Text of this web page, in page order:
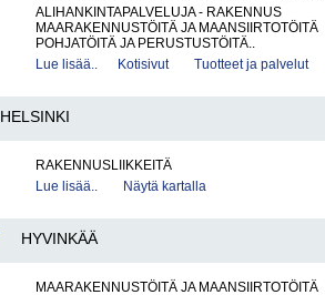
ALIHANKINTAPALVELUJA - RAKENNUS
MAARAKENNUSTÖITÄ JA MAANSIIRTOTÖITÄ
POHJATÖITÄ JA PERUSTUSTÖITÄ..
Lue lisää..
Kotisivut Tuotteet ja palvelut
HELSINKI
RAKENNUSLIIKKEITÄ
Lue lisää..
Näytä kartalla
HYVINKÄÄ
MAARAKENNUSTÖITÄ JA MAANSIIRTOTÖITÄ